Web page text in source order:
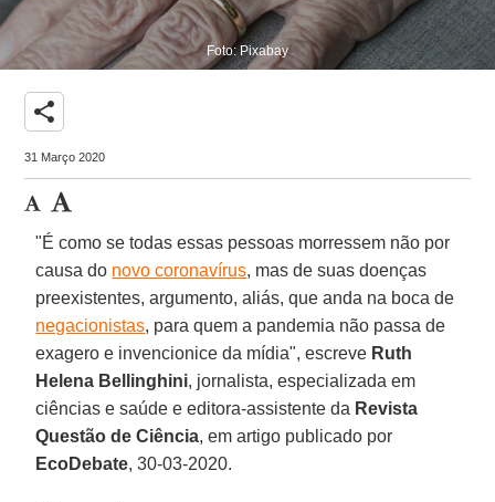
Foto: Pixabay
share
31 Março 2020
"É como se todas essas pessoas morressem não por
causa do novo coronavírus, mas de suas doenças
preexistentes, argumento, aliás, que anda na boca de
negacionistas, para quem a pandemia não passa de
exagero e invencionice da mídia", escreve Ruth
Helena Bellinghini, jornalista, especializada em
ciências e saúde e editora-assistente da Revista
Questão de Ciência, em artigo publicado por
EcoDebate, 30-03-2020.